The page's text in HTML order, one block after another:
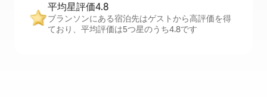
平均星評価4.8
ブランソンにある宿泊先はゲストから高評価を得
ており、平均評価は5つ星のうち4.8です